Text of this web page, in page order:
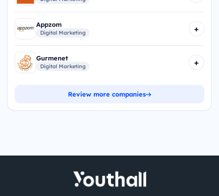
Appzom
Digital Marketing +
Gurmenet
Digital Marketing +
Review more companies